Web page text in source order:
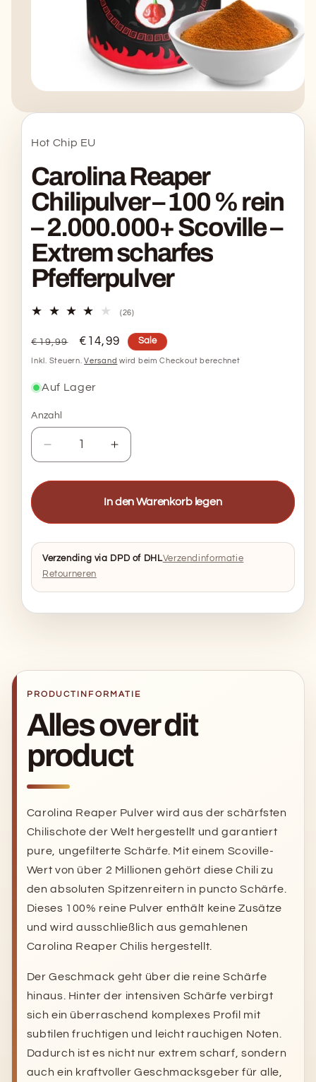
in
öffnen
Hot Chip EU
Carolina Reaper
Chilipulver – 100 % rein
– 2.000.000+ Scoville –
Extrem scharfes
Pfefferpulver
(26)26
insgesamt
Normaler
Preis
€19,99 Verkaufspreis
€14,99 Sale
Inkl. Steuern.Versand wird beim Checkout berechnet
Auf Lager
Anzahl
Anzahl
Verringere
die
Menge
Reaper
Chilipulver
–
100
%
–
scharfes
Pfefferpulver
Erhöhe
die
Menge
für
Reaper
Chilipulver
–
%
–
scharfes
Pfefferpulver
In den Warenkorb legen
Verzending via DPD of DHLVerzendinformatie
Retourneren
PRODUCTINFORMATIE
Alles over dit
product
Carolina Reaper Pulver wird aus der schärfsten
Chilischote der Welt hergestellt und garantiert
pure, ungefilterte Schärfe. Mit einem Scoville-
Wert von über 2 Millionen gehört diese Chili zu
den absoluten Spitzenreitern in puncto Schärfe.
Dieses 100% reine Pulver enthält keine Zusätze
und wird ausschließlich aus gemahlenen
Carolina Reaper Chilis hergestellt.
Der Geschmack geht über die reine Schärfe
hinaus. Hinter der intensiven Schärfe verbirgt
sich ein überraschend komplexes Profil mit
subtilen fruchtigen und leicht rauchigen Noten.
Dadurch ist es nicht nur extrem scharf, sondern
auch ein kraftvoller Geschmacksgeber für alle,